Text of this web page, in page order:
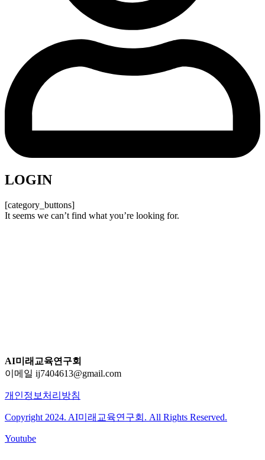
LOGIN
[category_buttons]
It seems we can’t find what you’re looking for.
AI미래교육연구회
이메일 ij7404613@gmail.com
개인정보처리방침
Copyright 2024. AI미래교육연구회. All Rights Reserved.
Youtube